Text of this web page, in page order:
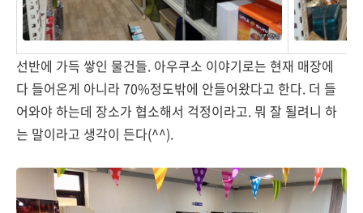
선반에 가득 쌓인 물건들. 아우쿠소 이야기로는 현재 매장에
다 들어온게 아니라 70%정도밖에 안들어왔다고 한다. 더 들
어와야 하는데 장소가 협소해서 걱정이라고. 뭐 잘 될려니 하
는 말이라고 생각이 든다(^^).